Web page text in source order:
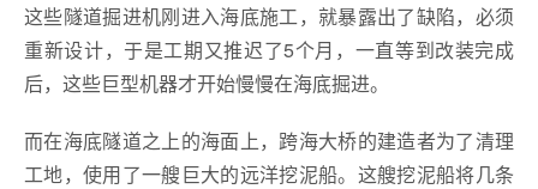
这些隧道掘进机刚进入海底施工，就暴露出了缺陷，必须
重新设计，于是工期又推迟了5个月，一直等到改装完成
后，这些巨型机器才开始慢慢在海底掘进。
而在海底隧道之上的海面上，跨海大桥的建造者为了清理
工地，使用了一艘巨大的远洋挖泥船。这艘挖泥船将几条